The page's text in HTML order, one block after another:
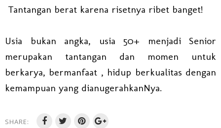
Tantangan berat karena risetnya ribet banget!
Usia bukan angka, usia 50+ menjadi Senior
merupakan tantangan dan momen untuk
berkarya, bermanfaat , hidup berkualitas dengan
kemampuan yang dianugerahkanNya.
SHARE: